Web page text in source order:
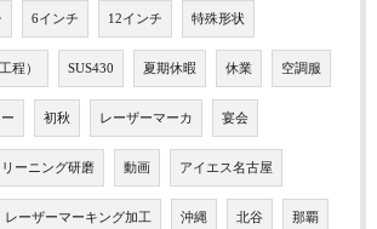
6インチ 12インチ 特殊形状
程） SUS430 夏期休暇 休業 空調服
初秋 レーザーマーカ 宴会
リーニング研磨 動画 アイエス名古屋
レーザーマーキング加工 沖縄 北谷 那覇